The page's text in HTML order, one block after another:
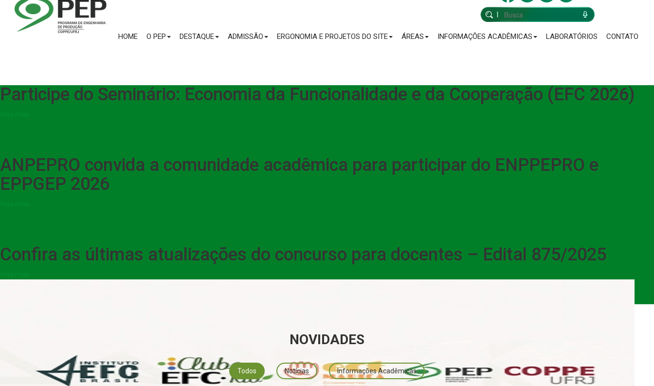
HOME O PEP DESTAQUE ADMISSÃO ERGONOMIA E PROJETOS DO SITE ÁREAS INFORMAÇÕES ACADÊMICAS LABORATÓRIOS CONTATO
Participe do Seminário: Economia da Funcionalidade e da Cooperação (EFC 2026)
ANPEPRO convida a comunidade acadêmica para participar do ENPPEPRO e
EPPGEP 2026
Confira as últimas atualizações do concurso para docentes – Edital 875/2025
NOVIDADES
Todos Notícias Informações Acadêmicas